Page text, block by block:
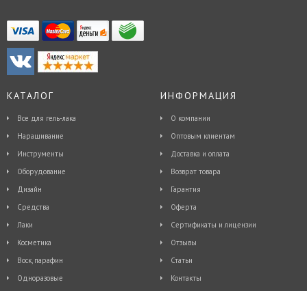
КАТАЛОГ
Все для гель-лака
Наращивание
Инструменты
Оборудование
Дизайн
Средства
Лаки
Косметика
Воск, парафин
Одноразовые
ИНФОРМАЦИЯ
О компании
Оптовым клиентам
Доставка и оплата
Возврат товара
Гарантия
Оферта
Сертификаты и лицензии
Отзывы
Статьи
Контакты